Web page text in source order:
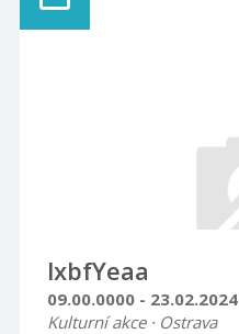
lxbfYeaa
09.00.0000 - 23.02.2024
Kulturní akce · Ostrava